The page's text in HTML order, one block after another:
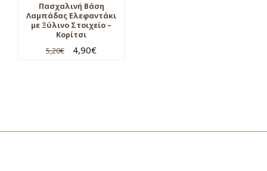
Πασχαλινή Βάση
Λαμπάδας Ελεφαντάκι
με Ξύλινο Στοιχείο –
Κορίτσι
5,20€ 4,90€